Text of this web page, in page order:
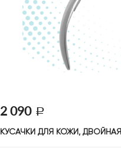
2 090
КУСАЧКИ ДЛЯ КОЖИ,